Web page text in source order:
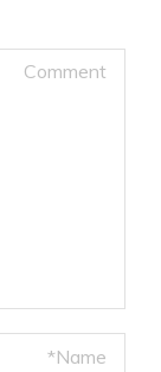
Comment
Name *